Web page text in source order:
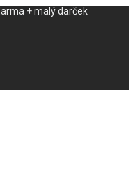
+ malý darček